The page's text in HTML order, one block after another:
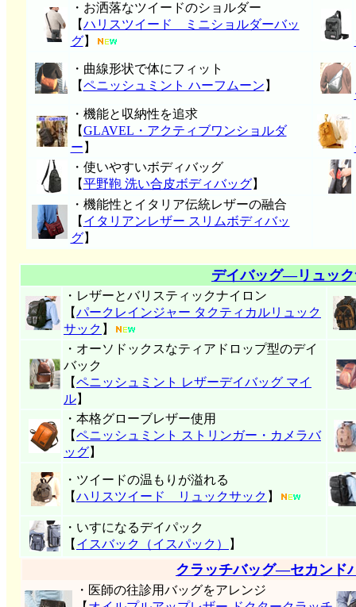
・お洒落なツイードのショルダー
【ハリスツイード ミニショルダーバッ
グ】
・曲線形状で体にフィット
【ペニッシュミント ハーフムーン 】
・機能と収納性を追求
【GLAVEL・アクティブワンショルダ
ー 】
・使いやすいボディバッグ
【平野鞄 洗い合皮ボディバッグ】
・機能性とイタリア伝統レザーの融合
【 イタリアンレザー スリムボディバッ
グ】
デイバッグ―リュッ
・レザーとバリスティックナイロン
【パークレインジャー タクティカルリュック
サック 】
・オーソドックスなティアドロップ型のデイ
バック
【ペニッシュミント レザーデイバッグ マイ
ル】
・本格グローブレザー使用
【ペニッシュミント ストリンガー・カメラバ
ッグ】
・ツイードの温もりが溢れる
【ハリスツイード リュックサック 】
・いすになるデイパック
【 イスバック（イスパック） 】
クラッチバッグ―セカンド
・医師の往診用バッグをアレンジ